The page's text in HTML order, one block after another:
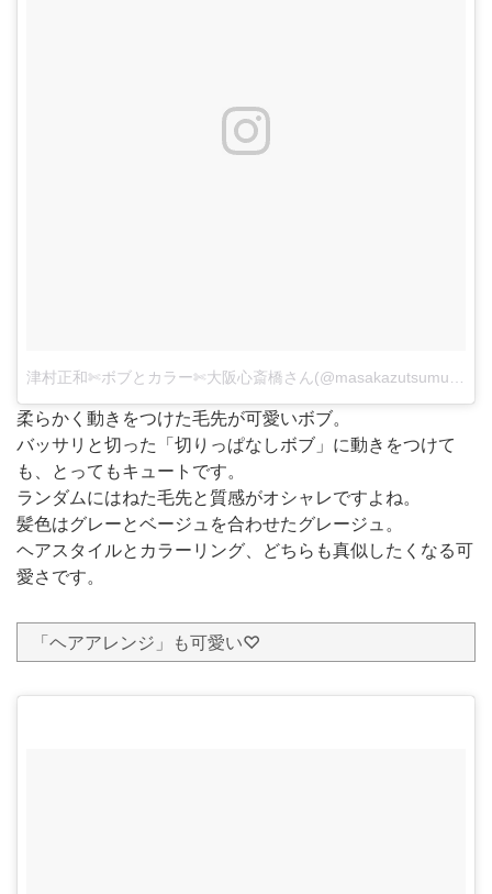
津村正和✄ボブとカラー✄大阪心斎橋さん(@masakazutsumura)がシェアした投稿
柔らかく動きをつけた毛先が可愛いボブ。
バッサリと切った「切りっぱなしボブ」に動きをつけて
も、とってもキュートです。
ランダムにはねた毛先と質感がオシャレですよね。
髪色はグレーとベージュを合わせたグレージュ。
ヘアスタイルとカラーリング、どちらも真似したくなる可
愛さです。
「ヘアアレンジ」も可愛い♡